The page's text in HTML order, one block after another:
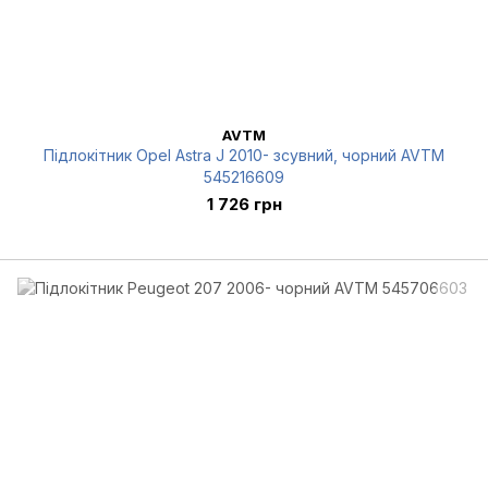
AVTM
Підлокітник Opel Astra J 2010- зсувний, чорний AVTM
545216609
1 726 грн